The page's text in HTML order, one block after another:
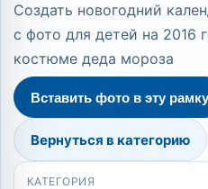
Создать новогодний
с фото для детей на 2016
костюме деда мороза
Вставить фото в эту рамку
Вернуться в категорию
КАТЕГОРИЯ